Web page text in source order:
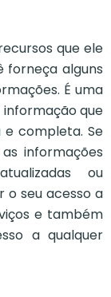
que ele
forneça alguns
É uma
que
completa. Se
informações
ou
o seu acesso a
e também
a qualquer